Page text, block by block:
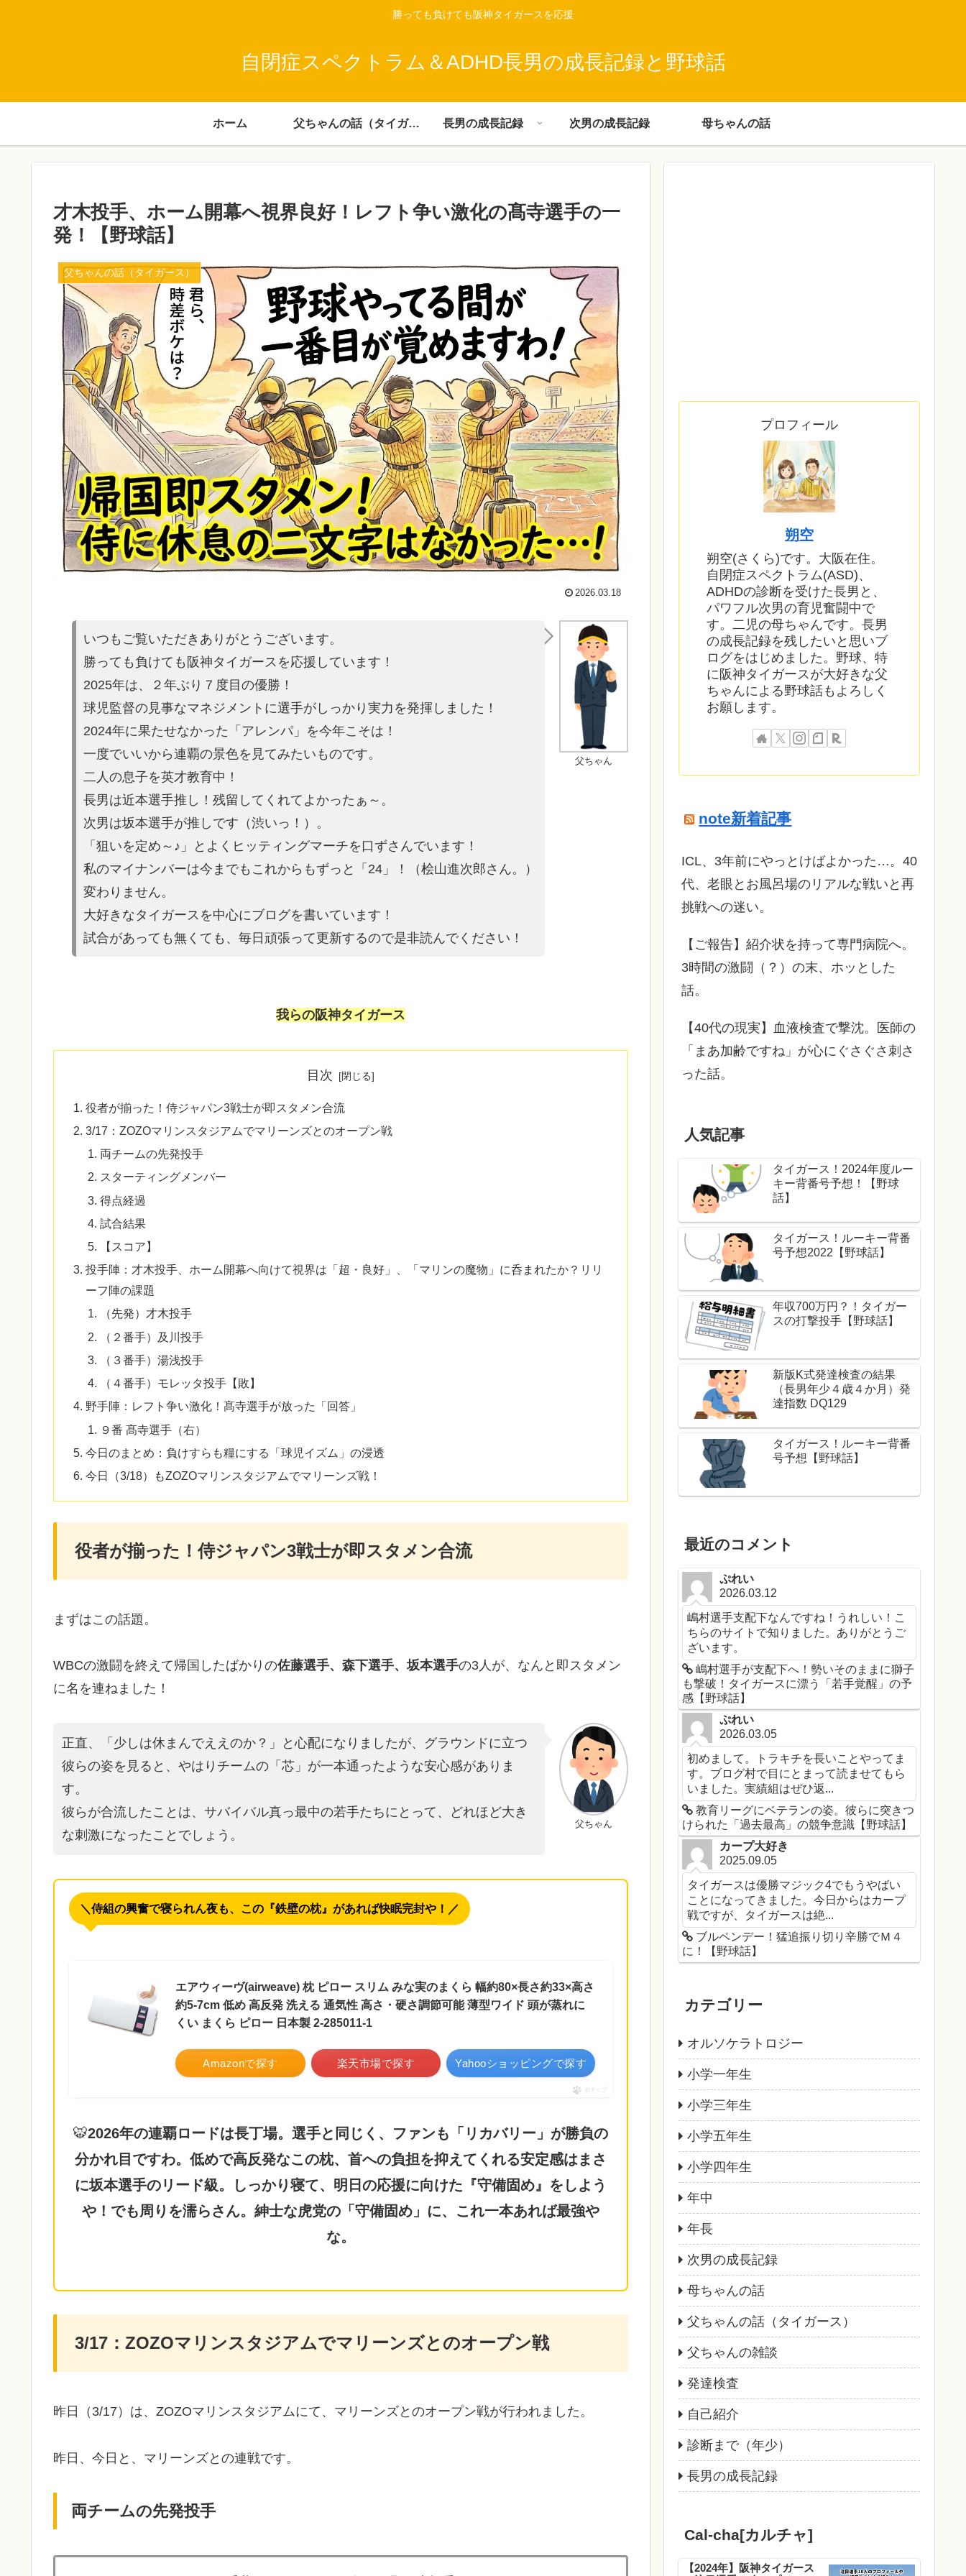
勝っても負けても阪神タイガースを応援
自閉症スペクトラム＆ADHD長男の成長記録と野球話
ホーム 父ちゃんの話（タイガース） 長男の成長記録 次男の成長記録 母ちゃんの話
才木投手、ホーム開幕へ視界良好！レフト争い激化の髙寺選手の一
発！【野球話】
父ちゃんの話（タイガース）
2026.03.18
父ちゃん
いつもご覧いただきありがとうございます。
勝っても負けても阪神タイガースを応援しています！
2025年は、２年ぶり７度目の優勝！
球児監督の見事なマネジメントに選手がしっかり実力を発揮しました！
2024年に果たせなかった「アレンパ」を今年こそは！
一度でいいから連覇の景色を見てみたいものです。
二人の息子を英才教育中！
長男は近本選手推し！残留してくれてよかったぁ～。
次男は坂本選手が推しです（渋いっ！）。
「狙いを定め～♪」とよくヒッティングマーチを口ずさんでいます！
私のマイナンバーは今までもこれからもずっと「24」！（桧山進次郎さん。）
変わりません。
大好きなタイガースを中心にブログを書いています！
試合があっても無くても、毎日頑張って更新するので是非読んでください！
我らの阪神タイガース
目次
役者が揃った！侍ジャパン3戦士が即スタメン合流
3/17：ZOZOマリンスタジアムでマリーンズとのオープン戦
両チームの先発投手
スターティングメンバー
得点経過
試合結果
【スコア】
投手陣：才木投手、ホーム開幕へ向けて視界は「超・良好」、「マリンの魔物」に呑まれたか？リリ
ーフ陣の課題
​（先発）才木投手
​（２番手）及川投手
​（３番手）湯浅投手
​（４番手）モレッタ投手【敗】
野手陣：レフト争い激化！髙寺選手が放った「回答」
​９番 髙寺選手（右）
​今日のまとめ​：負けすらも糧にする「球児イズム」の浸透
今日（3/18）もZOZOマリンスタジアムでマリーンズ戦！
役者が揃った！侍ジャパン3戦士が即スタメン合流
まずはこの話題。
WBCの激闘を終えて帰国したばかりの佐藤選手、森下選手、坂本選手の3人が、なんと即スタメン
に名を連ねました！
父ちゃん
正直、「少しは休まんでええのか？」と心配になりましたが、グラウンドに立つ
彼らの姿を見ると、やはりチームの「芯」が一本通ったような安心感がありま
す。
彼らが合流したことは、サバイバル真っ最中の若手たちにとって、どれほど大き
な刺激になったことでしょう。
＼侍組の興奮で寝られん夜も、この『鉄壁の枕』があれば快眠完封や！／
エアウィーヴ(airweave) 枕 ピロー スリム みな実のまくら 幅約80×長さ約33×高さ
約5-7cm 低め 高反発 洗える 通気性 高さ・硬さ調節可能 薄型ワイド 頭が蒸れに
くい まくら ピロー 日本製 2-285011-1
Amazonで探す 楽天市場で探す Yahooショッピングで探す
ポチップ
🐯2026年の連覇ロードは長丁場。選手と同じく、ファンも「リカバリー」が勝負の
分かれ目ですわ。低めで高反発なこの枕、首への負担を抑えてくれる安定感はまさ
に坂本選手のリード級。しっかり寝て、明日の応援に向けた『守備固め』をしよう
や！でも周りを濡らさん。紳士な虎党の「守備固め」に、これ一本あれば最強や
な。
3/17：ZOZOマリンスタジアムでマリーンズとのオープン戦
昨日（3/17）は、ZOZOマリンスタジアムにて、マリーンズとのオープン戦が行われました。
昨日、今日と、マリーンズとの連戦です。
両チームの先発投手
プロフィール
朔空
朔空(さくら)です。大阪在住。
自閉症スペクトラム(ASD)、
ADHDの診断を受けた長男と、
パワフル次男の育児奮闘中で
す。二児の母ちゃんです。長男
の成長記録を残したいと思いブ
ログをはじめました。野球、特
に阪神タイガースが大好きな父
ちゃんによる野球話もよろしく
お願します。
note新着記事
ICL、3年前にやっとけばよかった…。40
代、老眼とお風呂場のリアルな戦いと再
挑戦への迷い。
​【ご報告】紹介状を持って専門病院へ。
3時間の激闘（？）の末、ホッとした
話。
【40代の現実】血液検査で撃沈。医師の
「まあ加齢ですね」が心にぐさぐさ刺さ
った話。
人気記事
タイガース！2024年度ルー
キー背番号予想！【野球
話】
タイガース！ルーキー背番
号予想2022【野球話】
年収700万円？！タイガー
スの打撃投手【野球話】
新版K式発達検査の結果
（長男年少４歳４か月）発
達指数 DQ129
タイガース！ルーキー背番
号予想【野球話】
最近のコメント
ぷれい
2026.03.12
嶋村選手支配下なんですね！うれしい！こ
ちらのサイトで知りました。ありがとうご
ざいます。
嶋村選手が支配下へ！勢いそのままに獅子
も撃破！タイガースに漂う「若手覚醒」の予
感【野球話】
ぷれい
2026.03.05
初めまして。トラキチを長いことやってま
す。ブログ村で目にとまって読ませてもら
いました。実績組はぜひ返...
教育リーグにベテランの姿。彼らに突きつ
けられた「過去最高」の競争意識【野球話】
カープ大好き
2025.09.05
タイガースは優勝マジック4でもうやばい
ことになってきました。今日からはカープ
戦ですが、タイガースは絶...
ブルペンデー！猛追振り切り辛勝でＭ４
に！【野球話】
カテゴリー
オルソケラトロジー
小学一年生
小学三年生
小学五年生
小学四年生
年中
年長
次男の成長記録
母ちゃんの話
父ちゃんの話（タイガース）
父ちゃんの雑談
発達検査
自己紹介
診断まで（年少）
長男の成長記録
Cal-cha[カルチャ]
【2024年】阪神タイガース